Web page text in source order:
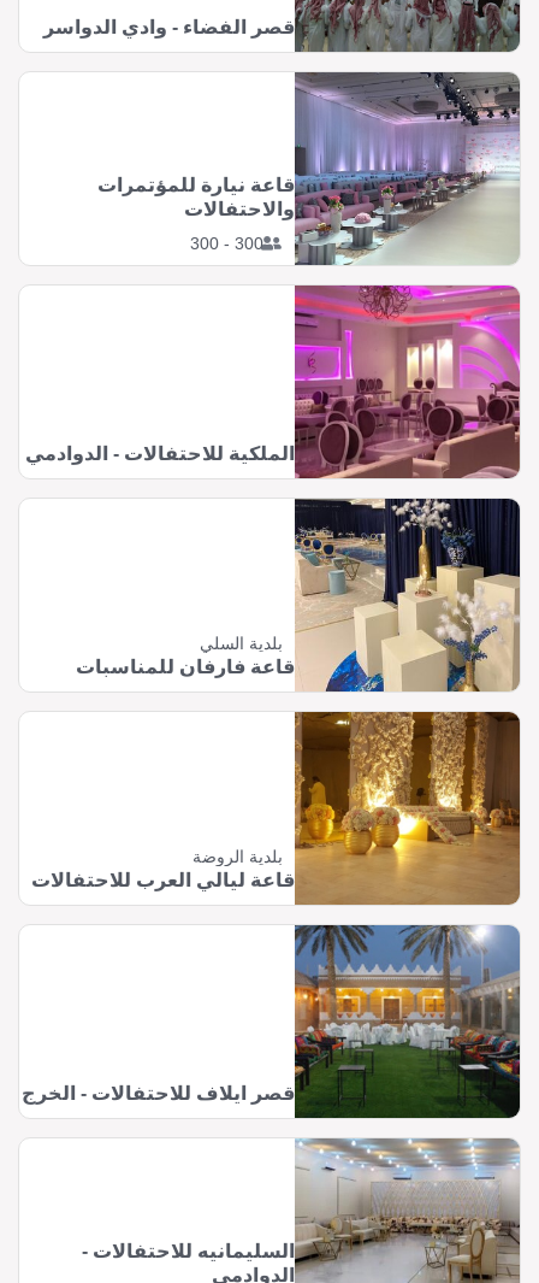
قصر الفضاء - وادي الدواسر
300 - 300
قاعة نيارة للمؤتمرات
والاحتفالات
الملكية للاحتفالات - الدوادمي
بلدية السلي
قاعة فارفان للمناسبات
بلدية الروضة
قاعة ليالي العرب للاحتفالات
قصر ايلاف للاحتفالات - الخرج
السليمانيه للاحتفالات -
الدوادمي